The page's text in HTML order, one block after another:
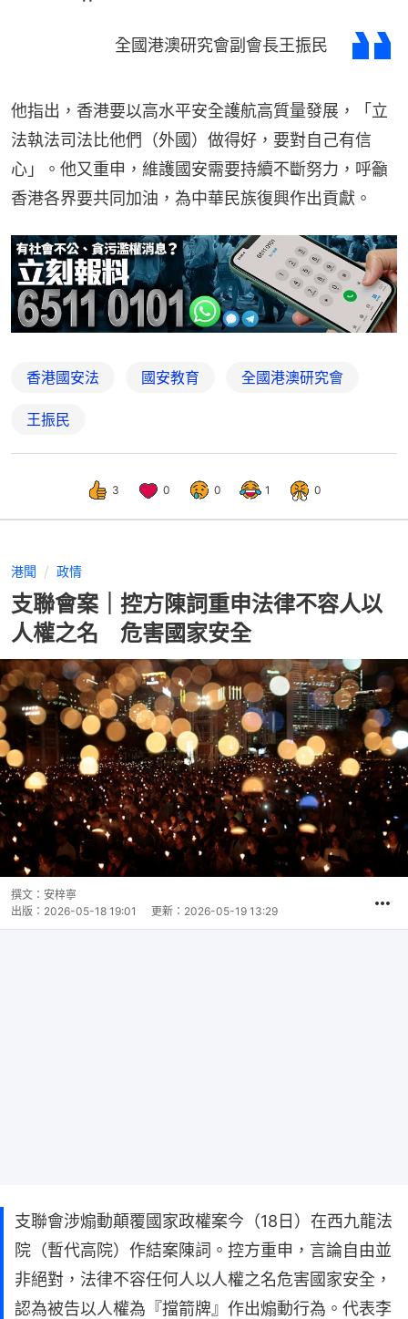
全國港澳研究會副會長王振民
他指出，香港要以高水平安全護航高質量發展，「立
法執法司法比他們（外國）做得好，要對自己有信
心」。他又重申，維護國安需要持續不斷努力，呼籲
香港各界要共同加油，為中華民族復興作出貢獻。
香港國安法 國安教育 全國港澳研究會
王振民
3 0 0 1 0
港聞 政情
支聯會案｜控方陳詞重申法律不容人以
人權之名 危害國家安全
撰文： 安梓寧
出版： 2026-05-18 19:01 更新： 2026-05-19 13:29
支聯會涉煽動顛覆國家政權案今（18日）在西九龍法
院（暫代高院）作結案陳詞。控方重申，言論自由並
非絕對，法律不容任何人以人權之名危害國家安全，
認為被告以人權為『擋箭牌』作出煽動行為。代表李